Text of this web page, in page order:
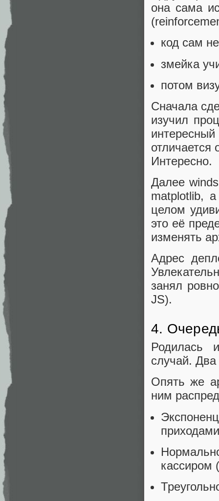
она сама
код сам
змейка
потом
Сначала
изучил
Интересно.
Далее
matplotlib,
целом
это её
изменять
Адрес
занял
JS).
4.
Родилась
случай.
Опять же
ним
кассиром